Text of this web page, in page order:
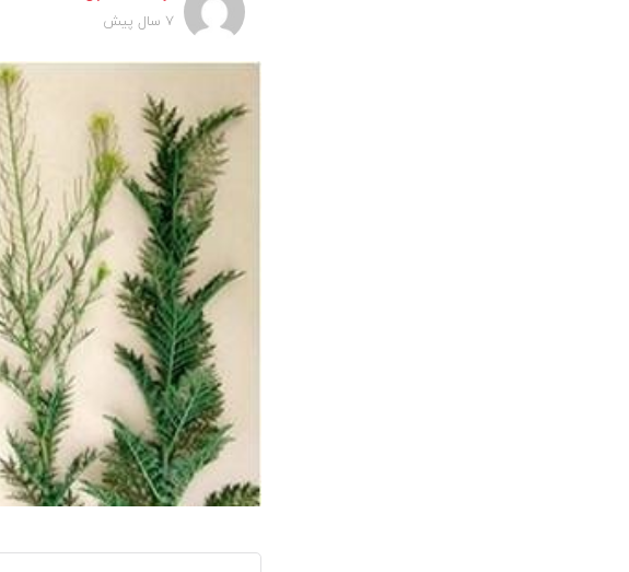
7 سال پیش